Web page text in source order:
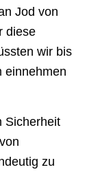
Jod von
diese
wir bis
einnehmen
Sicherheit
zu